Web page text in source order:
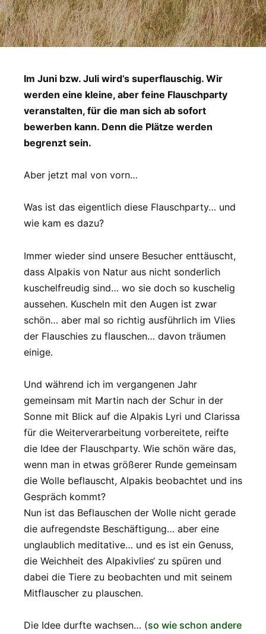
Im Juni bzw. Juli wird’s superflauschig. Wir
werden eine kleine, aber feine Flauschparty
veranstalten, für die man sich ab sofort
bewerben kann. Denn die Plätze werden
begrenzt sein.
Aber jetzt mal von vorn…
Was ist das eigentlich diese Flauschparty… und
wie kam es dazu?
Immer wieder sind unsere Besucher enttäuscht,
dass Alpakis von Natur aus nicht sonderlich
kuschelfreudig sind… wo sie doch so kuschelig
aussehen. Kuscheln mit den Augen ist zwar
schön… aber mal so richtig ausführlich im Vlies
der Flauschies zu flauschen… davon träumen
einige.
Und während ich im vergangenen Jahr
gemeinsam mit Martin nach der Schur in der
Sonne mit Blick auf die Alpakis Lyri und Clarissa
für die Weiterverarbeitung vorbereitete, reifte
die Idee der Flauschparty. Wie schön wäre das,
wenn man in etwas größerer Runde gemeinsam
die Wolle beflauscht, Alpakis beobachtet und ins
Gespräch kommt?
Nun ist das Beflauschen der Wolle nicht gerade
die aufregendste Beschäftigung… aber eine
unglaublich meditative… und es ist ein Genuss,
die Weichheit des Alpakivlies‘ zu spüren und
dabei die Tiere zu beobachten und mit seinem
Mitflauscher zu plauschen.
Die Idee durfte wachsen… (so wie schon andere